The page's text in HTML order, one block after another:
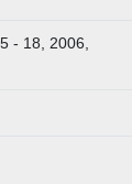
- 18, 2006,